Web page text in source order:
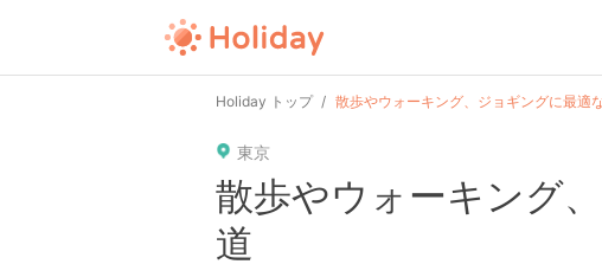
Holiday トップ 散歩やウォーキング、ジョギングに最適
東京
散歩やウォーキング
道